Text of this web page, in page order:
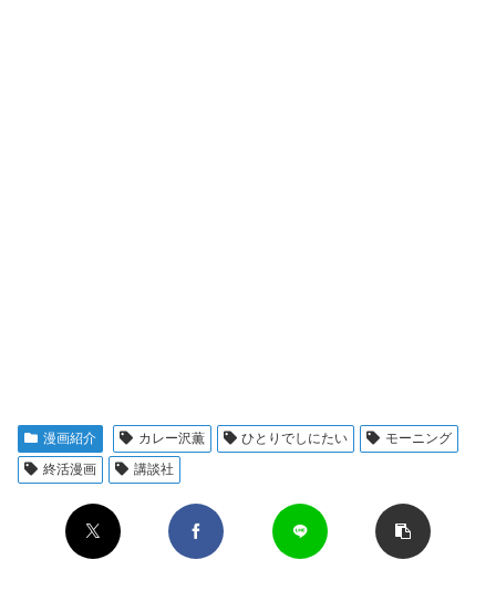
漫画紹介 カレー沢薫 ひとりでしにたい
モーニング
終活漫画
講談社